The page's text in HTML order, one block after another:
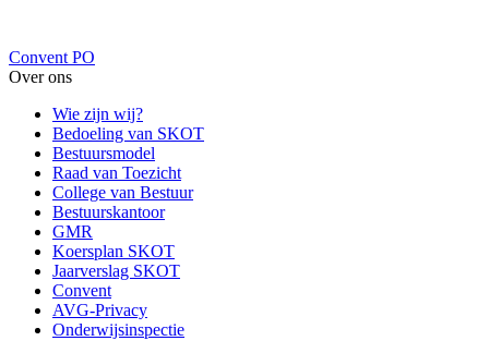
Convent PO
Over ons
Wie zijn wij?
Bedoeling van SKOT
Bestuursmodel
Raad van Toezicht
College van Bestuur
Bestuurskantoor
GMR
Koersplan SKOT
Jaarverslag SKOT
Convent
AVG-Privacy
Onderwijsinspectie